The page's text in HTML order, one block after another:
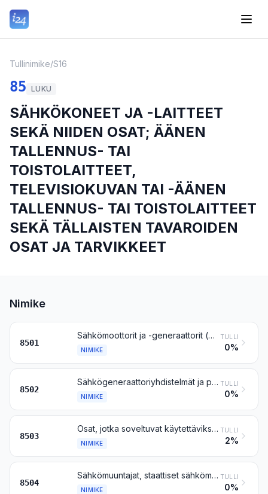
Tullinimike/S16
85 LUKU
SÄHKÖKONEET JA -LAITTEET
SEKÄ NIIDEN OSAT; ÄÄNEN
TALLENNUS- TAI
TOISTOLAITTEET,
TELEVISIOKUVAN TAI -ÄÄNEN
TALLENNUS- TAI TOISTOLAITTEET
SEKÄ TÄLLAISTEN TAVAROIDEN
OSAT JA TARVIKKEET
Nimike
8501
Sähkömoottorit ja -generaattorit (ei kuitenkaan sähkögeneraattoriyhdistelmät)
NIMIKE
TULLI
0%
8502
Sähkögeneraattoriyhdistelmät ja pyörivät sähkömuuttajat
NIMIKE
TULLI
0%
8503
Osat, jotka soveltuvat käytettäviksi yksinomaan tai pääasiallisesti nimikkeen 8501 tai 8502 koneissa
NIMIKE
TULLI
2%
8504
Sähkömuuntajat, staattiset sähkömuuttajat (esim. tasasuuntaajat) ja induktorit
NIMIKE
TULLI
0%